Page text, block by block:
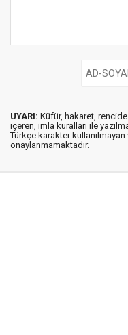
UYARI: Küfür, hakaret,
içeren, imla kuralları ile
Türkçe karakter
onaylanmamaktadır.